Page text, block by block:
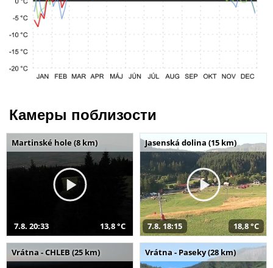
Камеры поблизости
Martinské hole (8 km)
7.8. 20:33 13,8 °C
Jasenská dolina (15 km)
7.8. 18:15 18,8 °C
Vrátna - CHLEB (25 km) Vrátna - Paseky (28 km)